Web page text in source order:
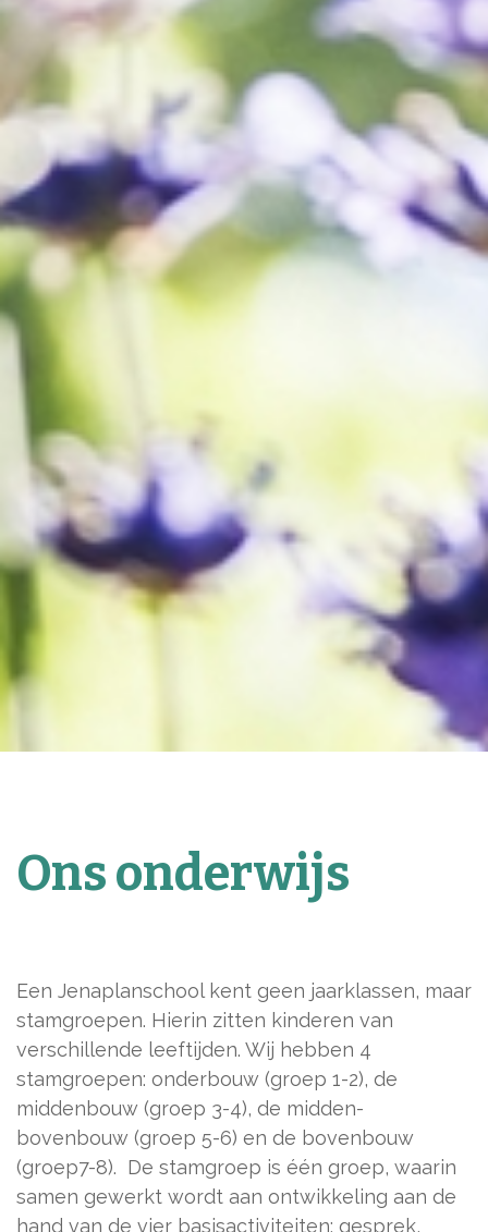
Ons onderwijs
Een Jenaplanschool kent geen jaarklassen, maar
stamgroepen. Hierin zitten kinderen van
verschillende leeftijden. Wij hebben 4
stamgroepen: onderbouw (groep 1-2), de
middenbouw (groep 3-4), de midden-
bovenbouw (groep 5-6) en de bovenbouw
(groep7-8). De stamgroep is één groep, waarin
samen gewerkt wordt aan ontwikkeling aan de
hand van de vier basisactiviteiten: gesprek,